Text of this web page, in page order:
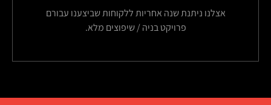
אצלנו ניתנת שנה אחריות ללקוחות שביצענו עבורם
פרויקט בניה / שיפוצים מלא.